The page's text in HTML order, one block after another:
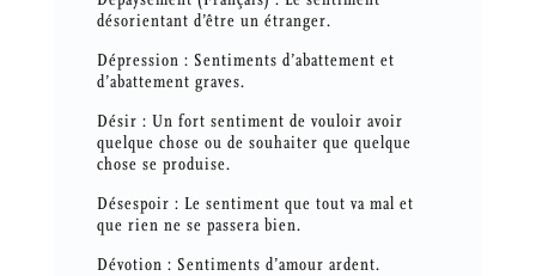
désorientant d’être un étranger.
Dépression : Sentiments d’abattement et
d’abattement graves.
Désir : Un fort sentiment de vouloir avoir
quelque chose ou de souhaiter que quelque
chose se produise.
Désespoir : Le sentiment que tout va mal et
que rien ne se passera bien.
Dévotion : Sentiments d’amour ardent.